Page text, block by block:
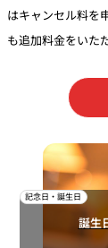
はキャンセル料を
も追加料金をいた
記念日・誕生日
誕生